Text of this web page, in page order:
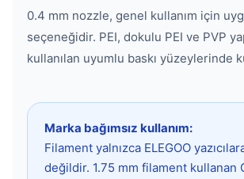
0.4 mm nozzle, genel kullanım için
seçeneğidir. PEI, dokulu PEI ve PVP
kullanılan uyumlu baskı yüzeylerinde
Marka bağımsız kullanım:
Filament yalnızca ELEGOO
değildir. 1.75 mm filament kullanan